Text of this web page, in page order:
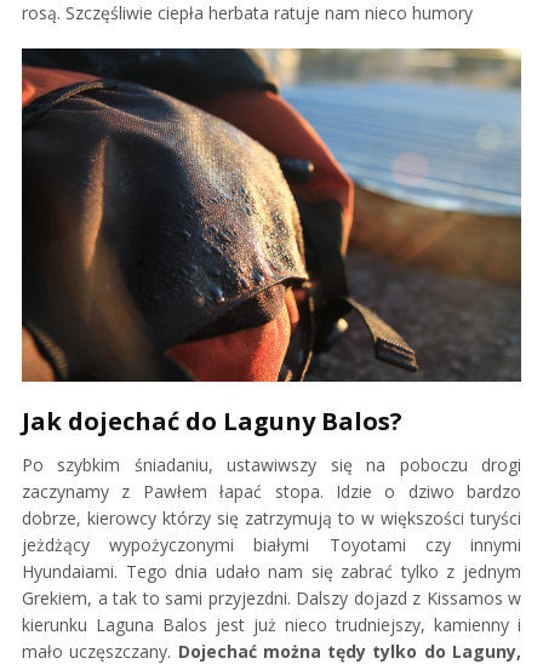
rosą. Szczęśliwie ciepła herbata ratuje nam nieco humory
Jak dojechać do Laguny Balos?
Po szybkim śniadaniu, ustawiwszy się na poboczu drogi
zaczynamy z Pawłem łapać stopa. Idzie o dziwo bardzo
dobrze, kierowcy którzy się zatrzymują to w większości turyści
jeżdżący wypożyczonymi białymi Toyotami czy innymi
Hyundaiami. Tego dnia udało nam się zabrać tylko z jednym
Grekiem, a tak to sami przyjezdni. Dalszy dojazd z Kissamos w
kierunku Laguna Balos jest już nieco trudniejszy, kamienny i
mało uczęszczany. Dojechać można tędy tylko do Laguny,